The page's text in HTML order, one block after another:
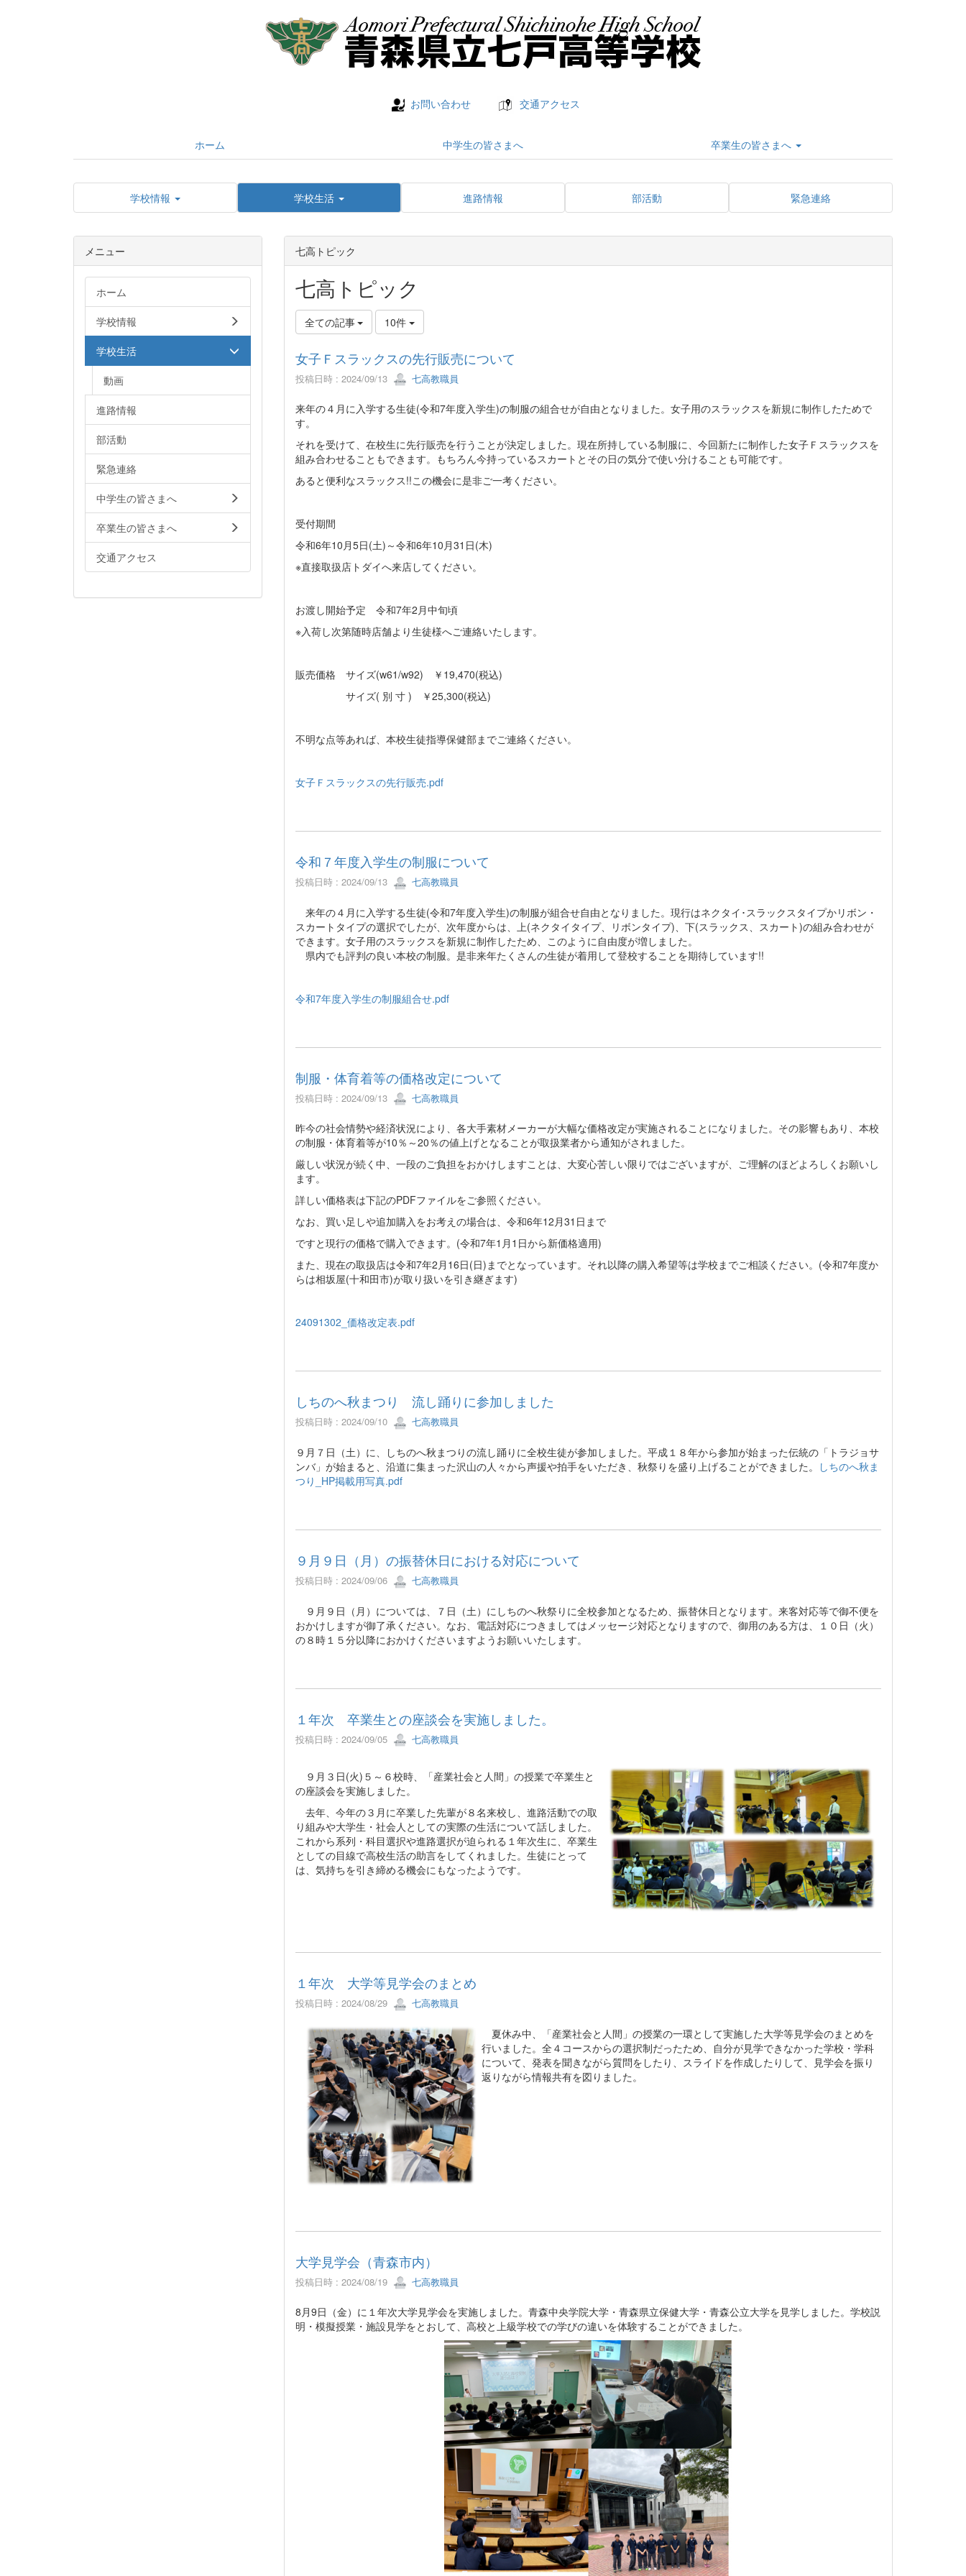
お問い合わせ 交通アクセス
ホーム 中学生の皆さまへ 卒業生の皆さまへ
学校情報 学校生活 進路情報 部活動 緊急連絡
七高トピック
七高トピック
全ての記事 10件
女子Ｆスラックスの先行販売について
投稿日時 : 2024/09/13 七高教職員
来年の４月に入学する生徒(令和7年度入学生)の制服の組合せが自由となりました。女子用のスラックスを新規に制作したためで
す。
それを受けて、在校生に先行販売を行うことが決定しました。現在所持している制服に、今回新たに制作した女子Ｆスラックスを
組み合わせることもできます。もちろん今持っているスカートとその日の気分で使い分けることも可能です。
あると便利なスラックス!!この機会に是非ご一考ください。
受付期間
令和6年10月5日(土)～令和6年10月31日(木)
※直接取扱店トダイへ来店してください。
お渡し開始予定 令和7年2月中旬頃
※入荷し次第随時店舗より生徒様へご連絡いたします。
販売価格 サイズ(w61/w92) ￥19,470(税込)
サイズ( 別 寸 ) ￥25,300(税込)
不明な点等あれば、本校生徒指導保健部までご連絡ください。
女子Ｆスラックスの先行販売.pdf
令和７年度入学生の制服について
投稿日時 : 2024/09/13 七高教職員
来年の４月に入学する生徒(令和7年度入学生)の制服が組合せ自由となりました。現行はネクタイ･スラックスタイプかリボン・
スカートタイプの選択でしたが、次年度からは、上(ネクタイタイプ、リボンタイプ)、下(スラックス、スカート)の組み合わせが
できます。女子用のスラックスを新規に制作したため、このように自由度が増しました。
県内でも評判の良い本校の制服。是非来年たくさんの生徒が着用して登校することを期待しています!!
令和7年度入学生の制服組合せ.pdf
制服・体育着等の価格改定について
投稿日時 : 2024/09/13 七高教職員
昨今の社会情勢や経済状況により、各大手素材メーカーが大幅な価格改定が実施されることになりました。その影響もあり、本校
の制服・体育着等が10％～20％の値上げとなることが取扱業者から通知がされました。
厳しい状況が続く中、一段のご負担をおかけしますことは、大変心苦しい限りではございますが、ご理解のほどよろしくお願いし
ます。
詳しい価格表は下記のPDFファイルをご参照ください。
なお、買い足しや追加購入をお考えの場合は、令和6年12月31日まで
ですと現行の価格で購入できます。(令和7年1月1日から新価格適用)
また、現在の取扱店は令和7年2月16日(日)までとなっています。それ以降の購入希望等は学校までご相談ください。(令和7年度か
らは相坂屋(十和田市)が取り扱いを引き継ぎます)
24091302_価格改定表.pdf
しちのへ秋まつり 流し踊りに参加しました
投稿日時 : 2024/09/10 七高教職員
９月７日（土）に、しちのへ秋まつりの流し踊りに全校生徒が参加しました。平成１８年から参加が始まった伝統の「トラジョサ
ンバ」が始まると、沿道に集まった沢山の人々から声援や拍手をいただき、秋祭りを盛り上げることができました。
しちのへ秋ま
つり_HP掲載用写真.pdf
９月９日（月）の振替休日における対応について
投稿日時 : 2024/09/06 七高教職員
９月９日（月）については、７日（土）にしちのへ秋祭りに全校参加となるため、振替休日となります。来客対応等で御不便を
おかけしますが御了承ください。なお、電話対応につきましてはメッセージ対応となりますので、御用のある方は、１０日（火）
の８時１５分以降におかけくださいますようお願いいたします。
１年次 卒業生との座談会を実施しました。
投稿日時 : 2024/09/05 七高教職員
９月３日(火)５～６校時、「産業社会と人間」の授業で卒業生と
の座談会を実施しました。
去年、今年の３月に卒業した先輩が８名来校し、進路活動での取
り組みや大学生・社会人としての実際の生活について話しました。
これから系列・科目選択や進路選択が迫られる１年次生に、卒業生
としての目線で高校生活の助言をしてくれました。生徒にとって
は、気持ちを引き締める機会にもなったようです。
１年次 大学等見学会のまとめ
投稿日時 : 2024/08/29 七高教職員
夏休み中、「産業社会と人間」の授業の一環として実施した大学等見学会のまとめを
行いました。全４コースからの選択制だったため、自分が見学できなかった学校・学科
について、発表を聞きながら質問をしたり、スライドを作成したりして、見学会を振り
返りながら情報共有を図りました。
大学見学会（青森市内）
投稿日時 : 2024/08/19 七高教職員
8月9日（金）に１年次大学見学会を実施しました。青森中央学院大学・青森県立保健大学・青森公立大学を見学しました。学校説
明・模擬授業・施設見学をとおして、高校と上級学校での学びの違いを体験することができました。
メニュー
ホーム
学校情報
学校生活
動画
進路情報
部活動
緊急連絡
中学生の皆さまへ
卒業生の皆さまへ
交通アクセス